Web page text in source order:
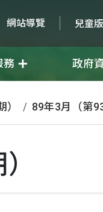
網站導覽 兒童版
務 政府
89年3月（第